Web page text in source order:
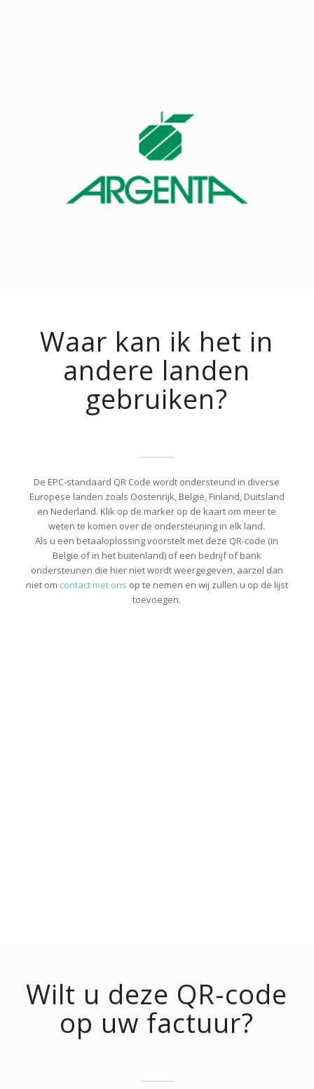
Waar kan ik het in
andere landen
gebruiken?
De EPC-standaard QR Code wordt ondersteund in diverse
Europese landen zoals Oostenrijk, België, Finland, Duitsland
en Nederland. Klik op de marker op de kaart om meer te
weten te komen over de ondersteuning in elk land.
Als u een betaaloplossing voorstelt met deze QR-code (in
België of in het buitenland) of een bedrijf of bank
ondersteunen die hier niet wordt weergegeven, aarzel dan
niet om contact met ons op te nemen en wij zullen u op de lijst
toevoegen.
Wilt u deze QR-code
op uw factuur?